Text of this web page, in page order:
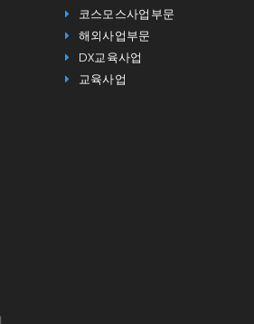
코스모스사업부문
해외사업부문
DX교육사업
교육사업